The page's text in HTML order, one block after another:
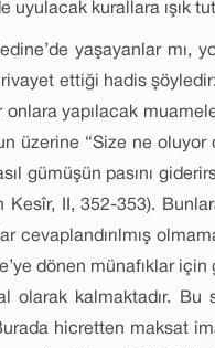
uyulacak kurallara ışık
yaşayanlar mı,
ettiği hadis
yapılacak
üzerine “Size ne
gümüşün pasını
Kesîr, II, 352-353).
cevaplandırılmış
dönen münafıklar
olarak kalmaktadır.
hicretten maksat